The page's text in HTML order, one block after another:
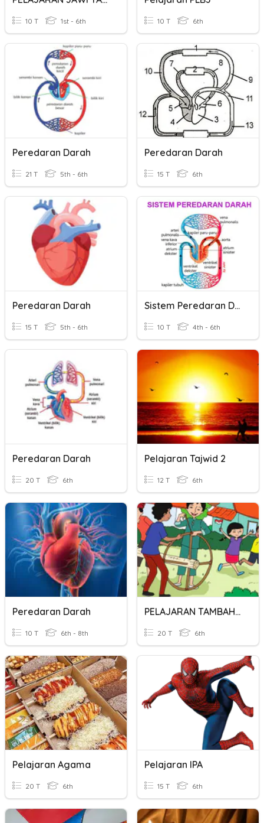
10 T 1st - 6th 10 T 6th
Peredaran Darah
21 T 5th - 6th
Peredaran Darah
15 T 6th
Peredaran Darah
15 T 5th - 6th
Sistem Peredaran Darah
10 T 4th - 6th
Peredaran Darah
20 T 6th
Pelajaran Tajwid 2
12 T 6th
Peredaran Darah
10 T 6th - 8th
PELAJARAN TAMBAHAN KELAS 6
20 T 6th
Pelajaran Agama
20 T 6th
Pelajaran IPA
15 T 6th